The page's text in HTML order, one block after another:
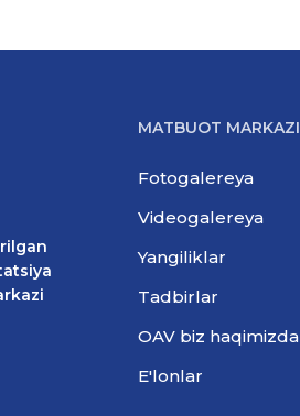
MATBUOT MARKAZI
Fotogalereya
Videogalereya
Yangiliklar
Tadbirlar
OAV biz haqimizda
E'lonlar